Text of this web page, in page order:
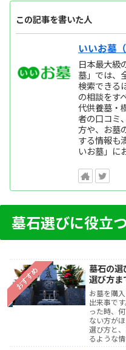
この記事を書いた人
いいお墓
日本最大級
墓」では、
検索できる
の相談をす
代供養墓・
者の口コミ
方や、お墓
する情報も
いお墓」に
墓石選びに役立
おすすめ
墓石の選
選び方ま
お墓を購
出来事で
った時、
ない方が
選び方と
るような